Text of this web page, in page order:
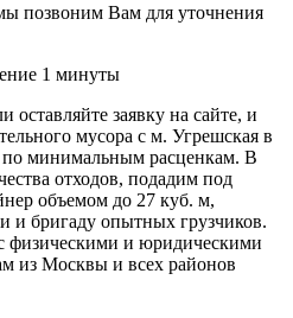
позвоним Вам для уточнения
1 минуты
оставляйте заявку на сайте, и
мусора с м. Угрешская в
по минимальным расценкам. В
отходов, подадим под
объемом до 27 куб. м,
и бригаду опытных грузчиков.
физическими и юридическими
из Москвы и всех районов